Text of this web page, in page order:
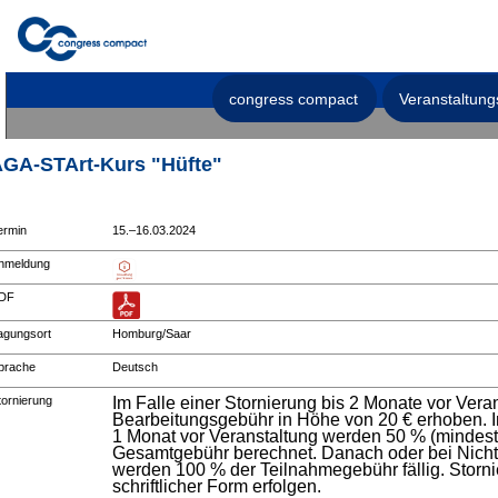
congress compact
STArt-Kurs "Hüfte"
15.–16.03.2024
Homburg/Saar
Deutsch
Im Falle einer Stornierung bis 2 Monate vor
Bearbeitungsgebühr in Höhe von 20 € erhoben.
1 Monat vor Veranstaltung werden 50 %
Gesamtgebühr berechnet. Danach oder bei
werden 100 % der Teilnahmegebühr fällig.
schriftlicher Form erfolgen.